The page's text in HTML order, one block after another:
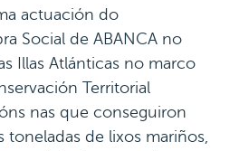
actuación do
Social de ABANCA no
Illas Atlánticas no marco
Territorial
nas que conseguiron
toneladas de lixos mariños,